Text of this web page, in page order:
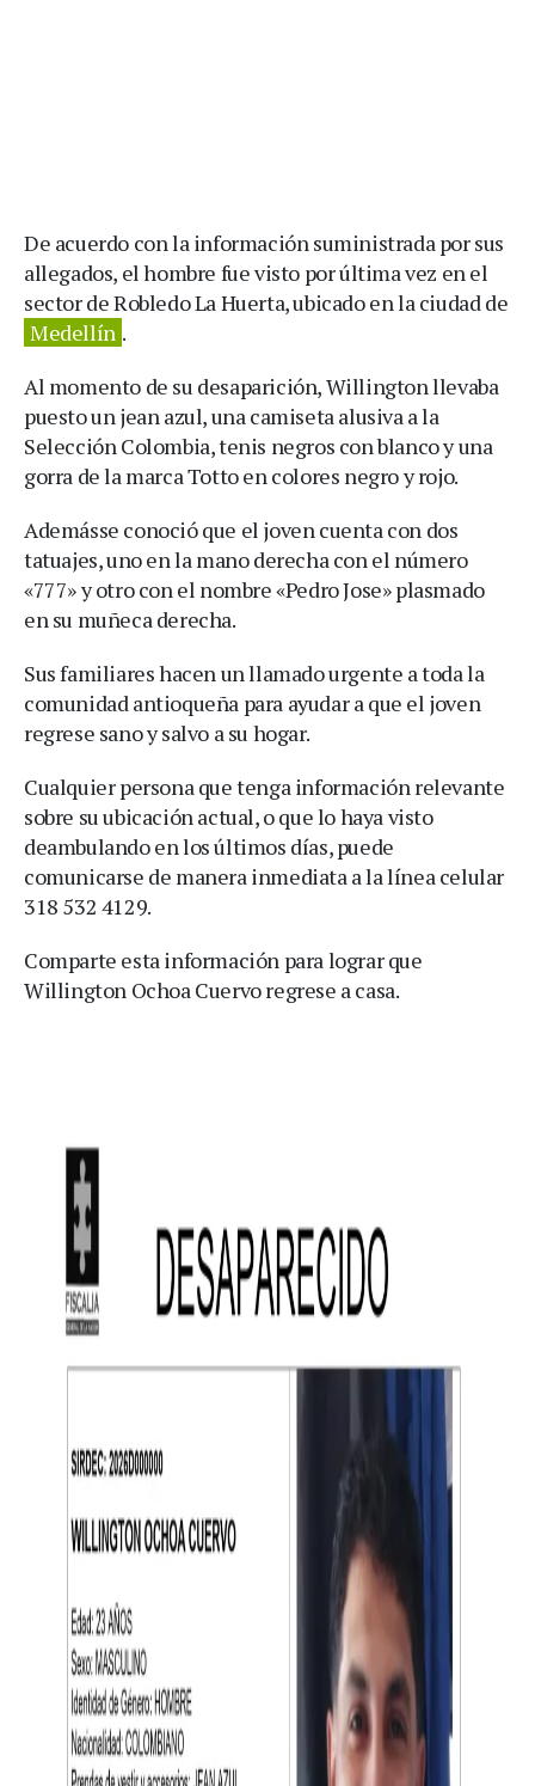
De acuerdo con la información suministrada por sus
allegados, el hombre fue visto por última vez en el
sector de Robledo La Huerta, ubicado en la ciudad de
Medellín .
Al momento de su desaparición, Willington llevaba
puesto un jean azul, una camiseta alusiva a la
Selección Colombia, tenis negros con blanco y una
gorra de la marca Totto en colores negro y rojo.
Ademásse conoció que el joven cuenta con dos
tatuajes, uno en la mano derecha con el número
«777» y otro con el nombre «Pedro Jose» plasmado
en su muñeca derecha.
Sus familiares hacen un llamado urgente a toda la
comunidad antioqueña para ayudar a que el joven
regrese sano y salvo a su hogar.
Cualquier persona que tenga información relevante
sobre su ubicación actual, o que lo haya visto
deambulando en los últimos días, puede
comunicarse de manera inmediata a la línea celular
318 532 4129.
Comparte esta información para lograr que
Willington Ochoa Cuervo regrese a casa.